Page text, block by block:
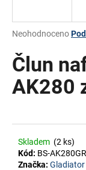
Průměrné
produktu
je
0,0
z
Neohodnoceno
Člun
AK280
Skladem (2 ks)
Kód: BS-
Značka: Gladiator
j
t
?